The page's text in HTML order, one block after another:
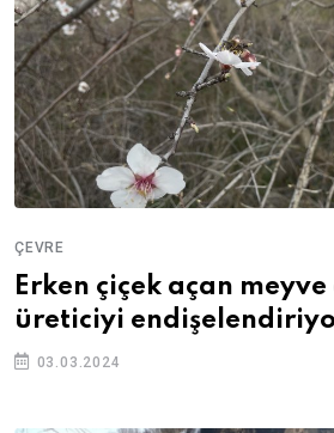
ÇEVRE
Erken çiçek açan
üreticiyi
03.03.2024